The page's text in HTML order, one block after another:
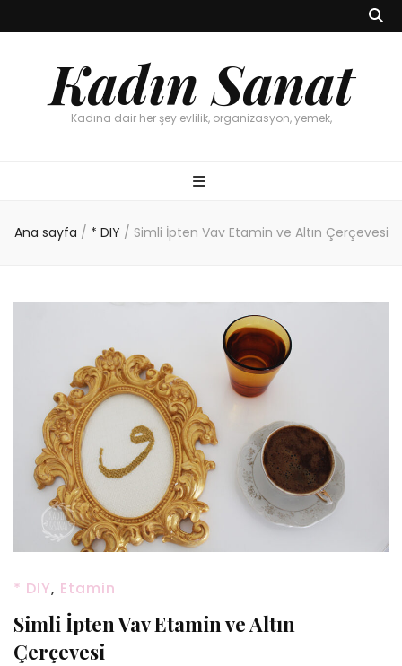
Kadın Sanat
Kadına dair her şey evlilik, organizasyon, yemek,
Ana sayfa / * DIY / Simli İpten Vav Etamin ve Altın Çerçevesi
* DIY, Etamin
Simli İpten Vav Etamin ve Altın
Çerçevesi